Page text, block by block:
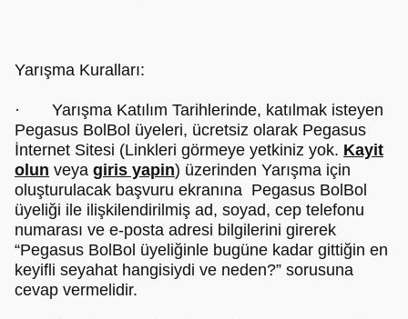
Yarışma Kuralları:
· Yarışma Katılım Tarihlerinde, katılmak isteyen
Pegasus BolBol üyeleri, ücretsiz olarak Pegasus
İnternet Sitesi (Linkleri görmeye yetkiniz yok. Kayit
olun veya giris yapin) üzerinden Yarışma için
oluşturulacak başvuru ekranına Pegasus BolBol
üyeliği ile ilişkilendirilmiş ad, soyad, cep telefonu
numarası ve e-posta adresi bilgilerini girerek
“Pegasus BolBol üyeliğinle bugüne kadar gittiğin en
keyifli seyahat hangisiydi ve neden?” sorusuna
cevap vermelidir.